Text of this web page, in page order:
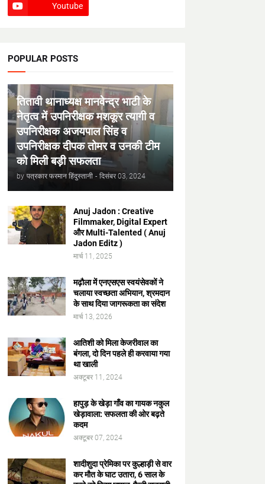
Youtube
POPULAR POSTS
तितावी थानाध्यक्ष मानवेन्द्र भाटी के
नेतृत्व में उपनिरीक्षक मशकूर त्यागी व
उपनिरीक्षक अजयपाल सिंह व
उपनिरीक्षक दीपक तोमर व उनकी टीम
को मिली बड़ी सफलता
by पत्रकार फरमान हिंदुस्तानी - दिसंबर 03, 2024
Anuj Jadon : Creative
Filmmaker, Digital Expert
और Multi-Talented ( Anuj
Jadon Editz )
मार्च 11, 2025
मढ़ौला में एनएसएस स्वयंसेवकों ने
चलाया स्वच्छता अभियान, श्रमदान
के साथ दिया जागरूकता का संदेश
मार्च 13, 2026
आतिशी को मिला केजरीवाल का
बंगला, दो दिन पहले ही करवाया गया
था खाली
अक्टूबर 11, 2024
हापुड़ के खेड़ा गाँव का गायक नकुल
खेड़ावाला: सफलता की ओर बढ़ते
कदम
अक्टूबर 07, 2024
शादीशुदा प्रेमिका पर कुल्हाड़ी से वार
कर मौत के घाट उतारा, 6 साल के